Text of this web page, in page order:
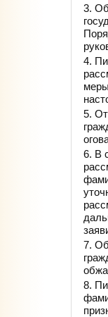
3.
4.
5.
6. В
7.
8.